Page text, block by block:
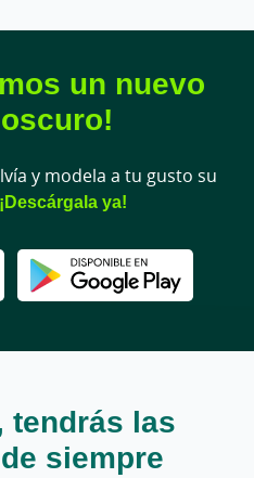
un nuevo
y modela a tu gusto su
¡Descárgala ya!
tendrás las
siempre